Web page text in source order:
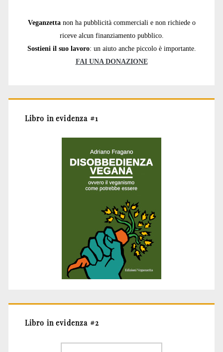
Veganzetta non ha pubblicità commerciali e non richiede o
riceve alcun finanziamento pubblico.
Sostieni il suo lavoro: un aiuto anche piccolo è importante.
FAI UNA DONAZIONE
Libro in evidenza #1
Libro in evidenza #2